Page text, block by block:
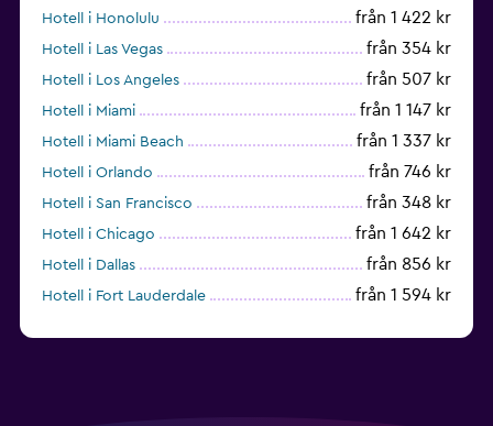
Hotell i Honolulu från 1 422 kr
Hotell i Las Vegas från 354 kr
Hotell i Los Angeles från 507 kr
Hotell i Miami från 1 147 kr
Hotell i Miami Beach från 1 337 kr
Hotell i Orlando från 746 kr
Hotell i San Francisco från 348 kr
Hotell i Chicago från 1 642 kr
Hotell i Dallas från 856 kr
Hotell i Fort Lauderdale från 1 594 kr